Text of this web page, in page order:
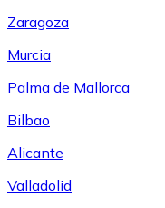
Zaragoza
Murcia
Palma de Mallorca
Bilbao
Alicante
Valladolid